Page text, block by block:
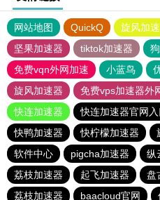
网站地图 QuickQ 旋风加
坚果加速器
tiktok加速器
免费vqn外网加速
小蓝鸟
旋风加速器
免费vps加速器外
快连加速器
快连加速器官网入
快鸭加速器
快柠檬加速器
软件中心
pigcha加速器 纵
荔枝加速器
起飞加速器 盘
荔枝加速器
baacloud官网